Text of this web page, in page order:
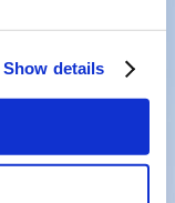
Show details